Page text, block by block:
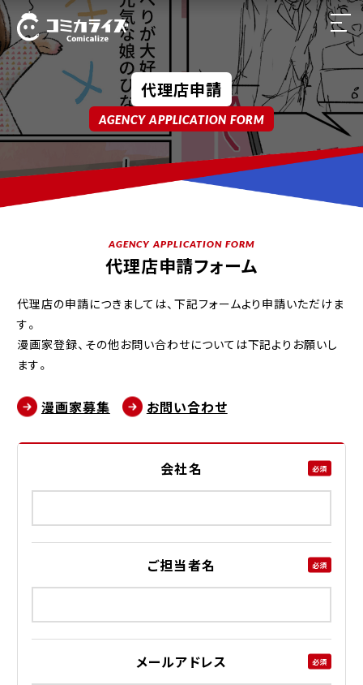
ホーム
サービス一覧
登録漫画家一覧
運営会社
代理店申請
AGENCY APPLICATION FORM
AGENCY APPLICATION FORM
代理店申請フォーム
代理店の申請につきましては、下記フォームより申請いただけま
す。
漫画家登録、その他お問い合わせについては下記よりお願いし
ます。
漫画家募集 お問い合わせ
会社名 必須
ご担当者名 必須
メールアドレス 必須